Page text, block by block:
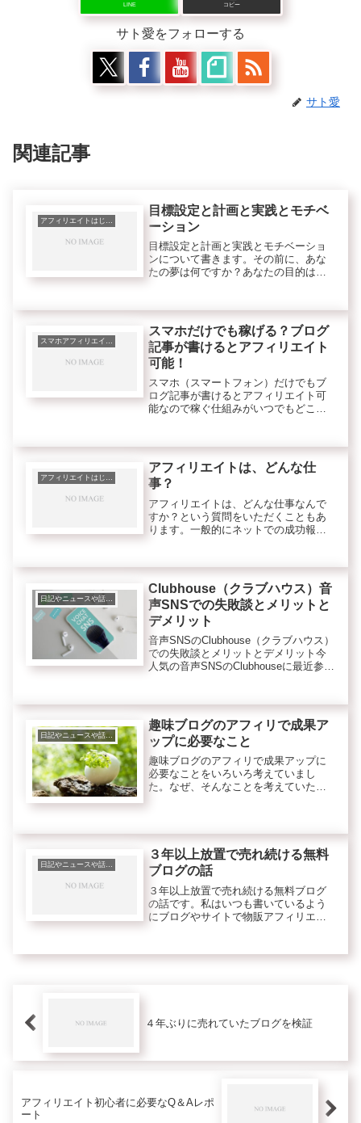
LINE コピー
サト愛をフォローする
サト愛
関連記事
目標設定と計画と実践とモチベ
ーション
目標設定と計画と実践とモチベーショ
ンについて書きます。その前に、あな
たの夢は何ですか？あなたの目的は何
と思いますか？目的は、目標を達する
為の動機と言えます。夢は願望です。
スマホアフィリエイトのコツ
スマホだけでも稼げる？ブログ
記事が書けるとアフィリエイト
可能！
スマホ（スマートフォン）だけでもブ
ログ記事が書けるとアフィリエイト可
能なので稼ぐ仕組みがいつでもどこで
んが、スマホしかもっていないけれど
ブログ記事を書いた経験があるので試
し...
アフィリエイトはじめの一歩に必要な知識
アフィリエイトは、どんな仕
事？
アフィリエイトは、どんな仕事なんで
すか？という質問をいただくこともあ
ります。一般的にネットでの成功報酬
を広告する仕事です。ただイメージ的
に広告というと売る必要を感じやすい
で...
日記やニュースや話題、トレンド等
Clubhouse（クラブハウス）音
声SNSでの失敗談とメリットと
デメリット
音声SNSのClubhouse（クラブハウス）
での失敗談とメリットとデメリット今
人気の音声SNSのClubhouseに最近参加
ベントがよく行われているからです。
Clubho...
日記やニュースや話題、トレンド等
趣味ブログのアフィリで成果ア
ップに必要なこと
趣味ブログのアフィリで成果アップに
必要なことをいろいろ考えていまし
た。なぜ、そんなことを考えていたか
日記やニュースや話題、トレンド等
３年以上放置で売れ続ける無料
ブログの話
３年以上放置で売れ続ける無料ブログ
の話です。私はいつも書いているよう
にブログやサイトで物販アフィリエイ
４年ぶりに売れていたブログを検証
アフィリエイト初心者に必要なQ＆Aレポ
ート